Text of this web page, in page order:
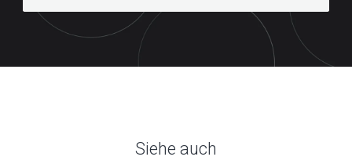
Siehe auch